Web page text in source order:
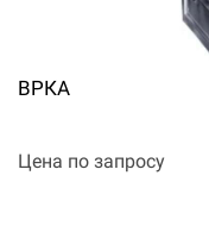
ВРКА
Цена по запросу